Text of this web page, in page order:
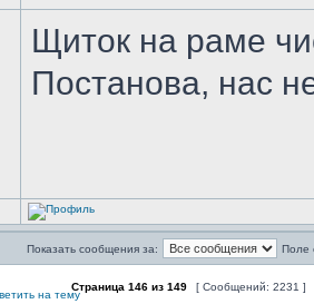
Щиток на раме
Постанова, нас
Показать сообщения за: Поле
Страница 146 из 149 [ Сообщений: 2231 ]